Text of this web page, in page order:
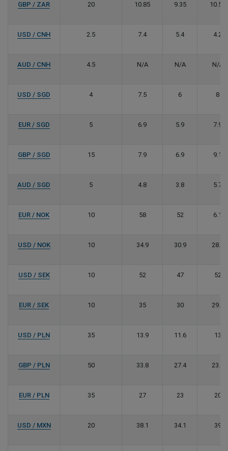
GBP / ZAR 20 10.85 9.35 10.54
USD / CNH 2.5 7.4 5.4 4.2
AUD / CNH 4.5 N/A N/A N/A
USD / SGD 4 7.5 6 8
EUR / SGD 5 6.9 5.9 7.9
GBP / SGD 15 7.9 6.9 9.1
AUD / SGD 5 4.8 3.8 5.7
EUR / NOK 10 58 52 6.1
USD / NOK 10 34.9 30.9 28.7
USD / SEK 10 52 47 52
EUR / SEK 10 35 30 29.8
USD / PLN 35 13.9 11.6 13
GBP / PLN 50 33.8 27.4 23.9
EUR / PLN 35 27 23 20
USD / MXN 20 38.1 34.1 39